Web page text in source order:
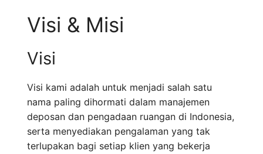
Visi & Misi
Visi
Visi kami adalah untuk menjadi salah satu
nama paling dihormati dalam manajemen
deposan dan pengadaan ruangan di Indonesia,
serta menyediakan pengalaman yang tak
terlupakan bagi setiap klien yang bekerja